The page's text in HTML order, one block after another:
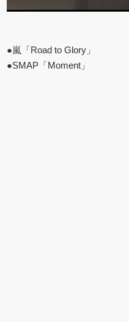
●嵐「Road to Glory」
●SMAP「Moment」